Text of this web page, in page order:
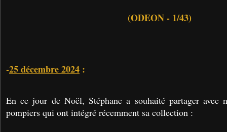
(ODEON - 1/43)
-25 décembre 2024 :
En ce jour de Noël, Stéphane a souhaité partager avec
pompiers qui ont intégré récemment sa collection :